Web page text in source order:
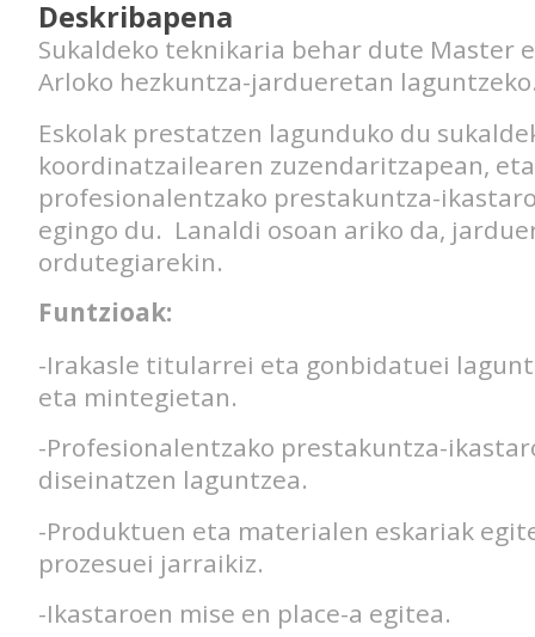
Deskribapena
Sukaldeko teknikaria behar dute Master
Arloko hezkuntza-jardueretan
Eskolak prestatzen lagunduko du
koordinatzailearen zuzendaritzapean, eta
profesionalentzako prestakuntza-
egingo du. Lanaldi osoan ariko da,
ordutegiarekin.
Funtzioak:
-Irakasle titularrei eta gonbidatuei
eta mintegietan.
-Profesionalentzako prestakuntza-
diseinatzen laguntzea.
-Produktuen eta materialen eskariak
prozesuei jarraikiz.
-Ikastaroen mise en place-a egitea.